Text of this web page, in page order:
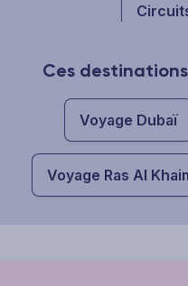
Ces
Voyage Dubaï
Voyage Ras Al